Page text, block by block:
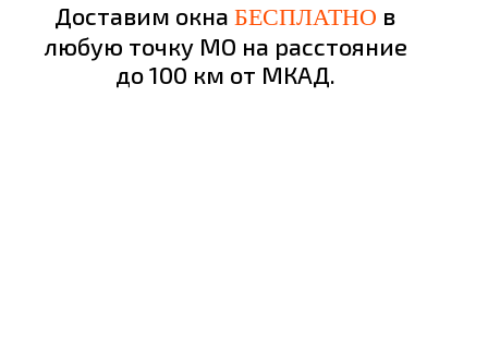
Доставим окна БЕСПЛАТНО в
любую точку МО на расстояние
до 100 км от МКАД.